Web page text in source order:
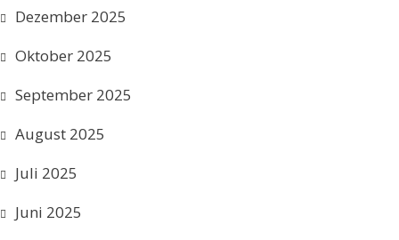
Dezember 2025
Oktober 2025
September 2025
August 2025
Juli 2025
Juni 2025